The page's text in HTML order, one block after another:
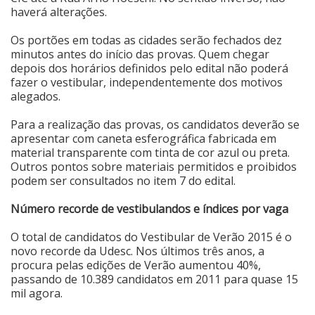
haverá alterações.
Os portões em todas as cidades serão fechados dez
minutos antes do início das provas. Quem chegar
depois dos horários definidos pelo edital não poderá
fazer o vestibular, independentemente dos motivos
alegados.
Para a realização das provas, os candidatos deverão se
apresentar com caneta esferográfica fabricada em
material transparente com tinta de cor azul ou preta.
Outros pontos sobre materiais permitidos e proibidos
podem ser consultados no item 7 do edital.
Número recorde de vestibulandos e índices por vaga
O total de candidatos do Vestibular de Verão 2015 é o
novo recorde da Udesc. Nos últimos três anos, a
procura pelas edições de Verão aumentou 40%,
passando de 10.389 candidatos em 2011 para quase 15
mil agora.